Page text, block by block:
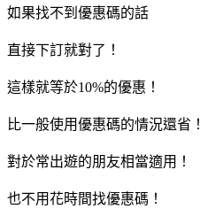
如果找不到優惠碼的話
直接下訂就對了！
這樣就等於10%的優惠！
比一般使用優惠碼的情況還省！
對於常出遊的朋友相當適用！
也不用花時間找優惠碼！